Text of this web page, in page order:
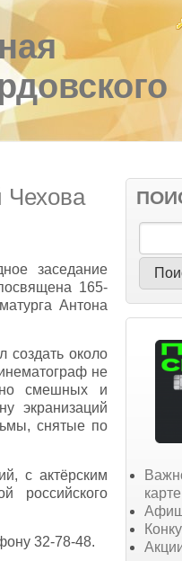
Чехова
заседание
165-
Антона
создать около
не
смешных и
экранизаций
снятые по
с актёрским
российского
32-78-48.
карте